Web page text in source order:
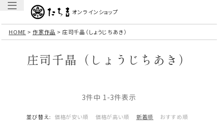
オンラインショップ
HOME 作家作品 庄司千晶（しょうじちあき）
庄司千晶（しょうじちあき）
並び替え 価格が安い順 価格が高い順 新着順 おすすめ順
3件中 1 -3件表示